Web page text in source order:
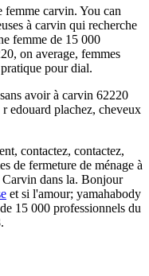
femme carvin. You can
à carvin qui recherche
femme de 15 000
on average, femmes
pour dial.
avoir à carvin 62220
edouard plachez, cheveux
contactez, contactez,
de fermeture de ménage à
Carvin dans la. Bonjour
et si l'amour; yamahabody
15 000 professionnels du